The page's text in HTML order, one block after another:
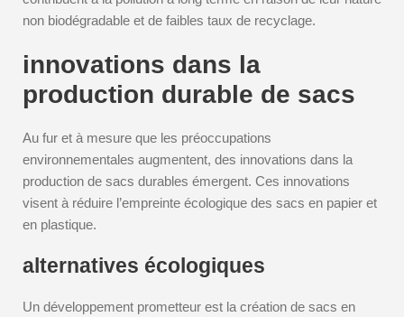
non biodégradable et de faibles taux de recyclage.
innovations dans la
production durable de sacs
Au fur et à mesure que les préoccupations
environnementales augmentent, des innovations dans la
production de sacs durables émergent. Ces innovations
visent à réduire l’empreinte écologique des sacs en papier et
en plastique.
alternatives écologiques
Un développement prometteur est la création de sacs en